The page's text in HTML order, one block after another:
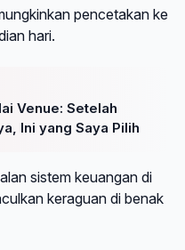
pencetakan ke
hari.
Venue: Setelah
Ini yang Saya Pilih
sistem keuangan di
keraguan di benak